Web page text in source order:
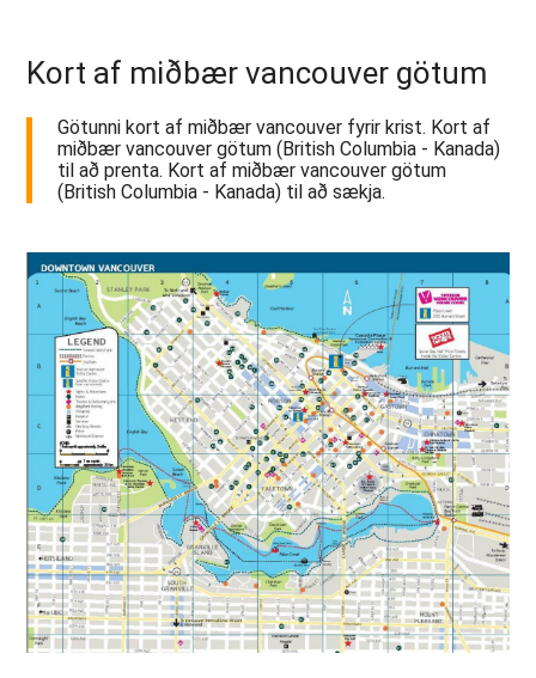
Kort af miðbær vancouver götum
Götunni kort af miðbær vancouver fyrir krist. Kort af
miðbær vancouver götum (British Columbia - Kanada)
til að prenta. Kort af miðbær vancouver götum
(British Columbia - Kanada) til að sækja.